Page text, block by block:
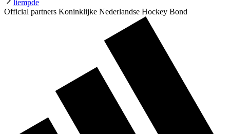
liempde
Official partners Koninklijke Nederlandse Hockey Bond